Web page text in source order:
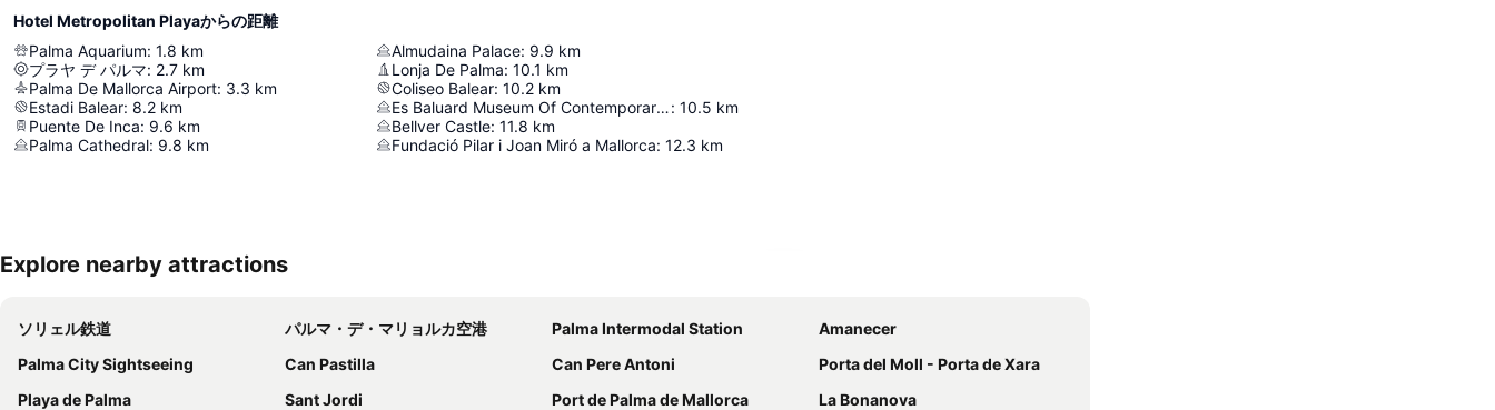
Hotel Metropolitan Playaからの距離
Palma Aquarium: 1.8 km
プラヤ デ パルマ: 2.7 km
Palma De Mallorca Airport: 3.3 km
Estadi Balear: 8.2 km
Puente De Inca: 9.6 km
Palma Cathedral: 9.8 km
Almudaina Palace: 9.9 km
Lonja De Palma: 10.1 km
Coliseo Balear: 10.2 km
Es Baluard Museum Of Contemporary Art Of Palma: 10.5 km
Bellver Castle: 11.8 km
Fundació Pilar i Joan Miró a Mallorca: 12.3 km
Explore nearby attractions
ソリェル鉄道 パルマ・デ・マリョルカ空港 Palma Intermodal Station
Amanecer
Palma City Sightseeing
Can Pastilla Can Pere Antoni
Porta del Moll - Porta de Xara
Playa de Palma
Sant Jordi Port de Palma de Mallorca
La Bonanova